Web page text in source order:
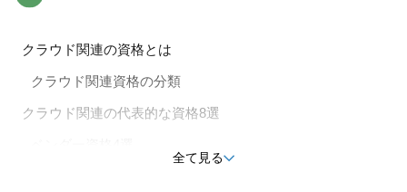
クラウド関連の資格とは
クラウド関連資格の分類
クラウド関連の代表的な資格8選
全て見る